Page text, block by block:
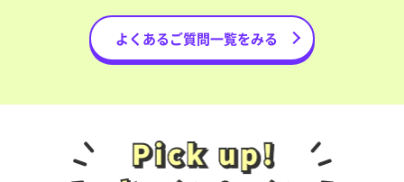
よくあるご質問一覧をみる